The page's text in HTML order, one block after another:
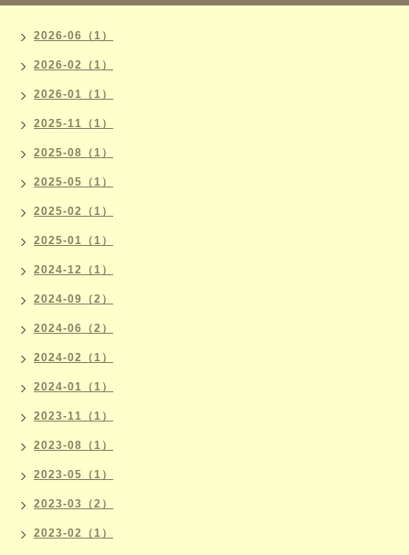
2026-06（1）
2026-02（1）
2026-01（1）
2025-11（1）
2025-08（1）
2025-05（1）
2025-02（1）
2025-01（1）
2024-12（1）
2024-09（2）
2024-06（2）
2024-02（1）
2024-01（1）
2023-11（1）
2023-08（1）
2023-05（1）
2023-03（2）
2023-02（1）